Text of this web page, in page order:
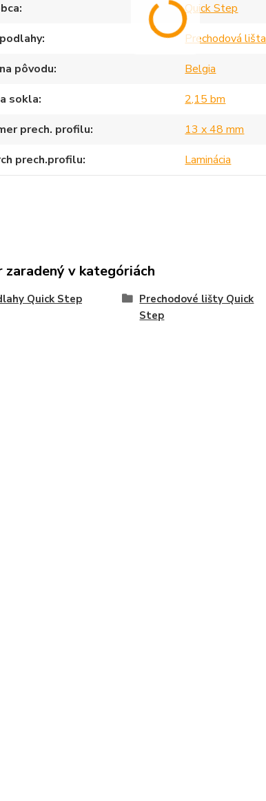
Quick Step
Prechodová lišta
pôvodu
Belgia
sokla
2,15 bm
prech. profilu
13 x 48 mm
prech.profilu
Laminácia
zaradený v kategóriách
Quick Step
Prechodové lišty Quick
Step